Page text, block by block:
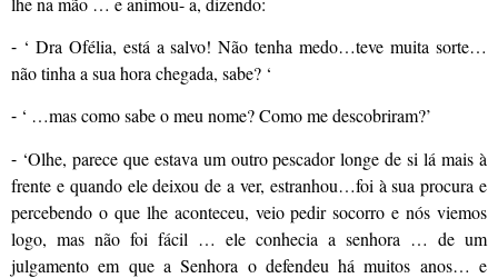
⁃ ‘ Dra Ofélia, está a salvo! Não tenha medo…teve muita sorte…
não tinha a sua hora chegada, sabe? ‘
⁃ ‘ …mas como sabe o meu nome? Como me descobriram?’
⁃ ‘Olhe, parece que estava um outro pescador longe de si lá mais à
frente e quando ele deixou de a ver, estranhou…foi à sua procura e
percebendo o que lhe aconteceu, veio pedir socorro e nós viemos
logo, mas não foi fácil … ele conhecia a senhora … de um
julgamento em que a Senhora o defendeu há muitos anos… e